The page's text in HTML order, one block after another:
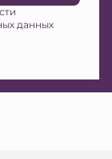
данных